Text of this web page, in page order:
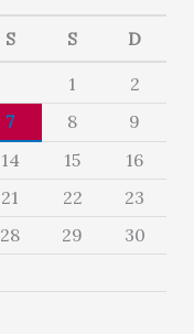
S S D
1
2
7 8
9
14 15
16
21 22
23
28 29
30